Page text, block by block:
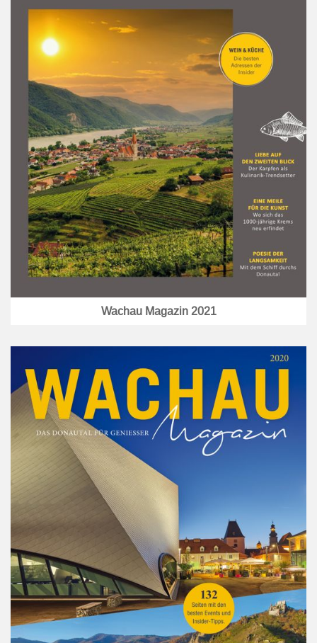
Wachau Magazin 2021